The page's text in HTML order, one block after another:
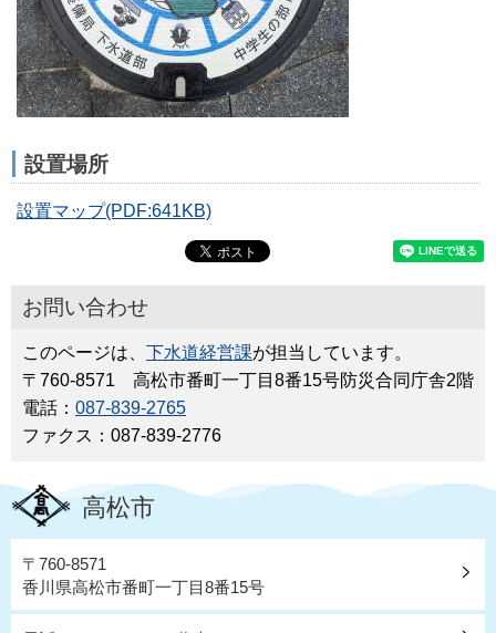
設置場所
設置マップ(PDF:641KB)
お問い合わせ
このページは、 下水道経営課が担当しています。
〒760-8571 高松市番町一丁目8番15号防災合同庁舎2階
電話： 087-839-2765
ファクス：087-839-2776
高松市
〒760-8571
香川県高松市番町一丁目8番15号